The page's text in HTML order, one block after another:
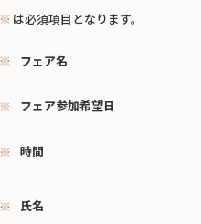
※ は必須項目となります。
フェア名
フェア参加希望日
時間
氏名